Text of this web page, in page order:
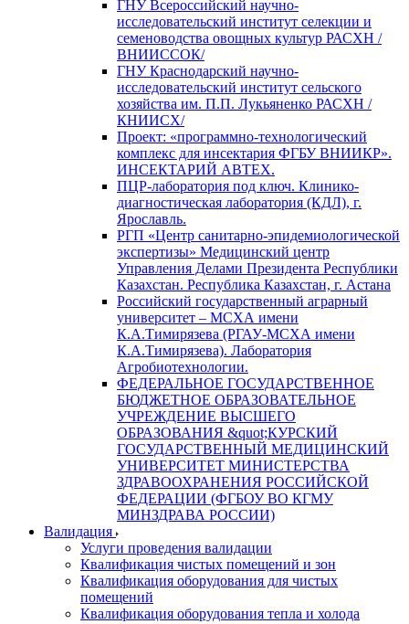
ГНУ Всероссийский научно-
исследовательский институт селекции и
семеноводства овощных культур РАСХН /
ВНИИССОК/
ГНУ Краснодарский научно-
исследовательский институт сельского
хозяйства им. П.П. Лукьяненко РАСХН /
КНИИСХ/
Проект: «программно-технологический
комплекс для инсектария ФГБУ ВНИИКР».
ИНСЕКТАРИЙ АВТЕХ.
ПЦР-лаборатория под ключ. Клинико-
диагностическая лаборатория (КДЛ), г.
Ярославль.
РГП «Центр санитарно-эпидемиологической
экспертизы» Медицинский центр
Управления Делами Президента Республики
Казахстан. Республика Казахстан, г. Астана
Российский государственный аграрный
университет – МСХА имени
К.А.Тимирязева (РГАУ-МСХА имени
К.А.Тимирязева). Лаборатория
Агробиотехнологии.
ФЕДЕРАЛЬНОЕ ГОСУДАРСТВЕННОЕ
БЮДЖЕТНОЕ ОБРАЗОВАТЕЛЬНОЕ
УЧРЕЖДЕНИЕ ВЫСШЕГО
ОБРАЗОВАНИЯ &quot;КУРСКИЙ
ГОСУДАРСТВЕННЫЙ МЕДИЦИНСКИЙ
УНИВЕРСИТЕТ МИНИСТЕРСТВА
ЗДРАВООХРАНЕНИЯ РОССИЙСКОЙ
ФЕДЕРАЦИИ (ФГБОУ ВО КГМУ
МИНЗДРАВА РОССИИ)
Валидация
Услуги проведения валидации
Квалификация чистых помещений и зон
Квалификация оборудования для чистых
помещений
Квалификация оборудования тепла и холода